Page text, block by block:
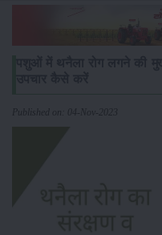
Published on: 04-Nov-2023